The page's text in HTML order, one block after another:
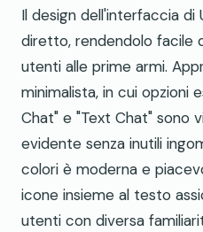
Il design dell'interfaccia di
diretto, rendendolo facile
utenti alle prime armi.
minimalista, in cui opzioni
Chat" e "Text Chat" sono
evidente senza inutili
colori è moderna e
icone insieme al testo
utenti con diversa